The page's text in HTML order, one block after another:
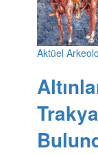
Aktüel